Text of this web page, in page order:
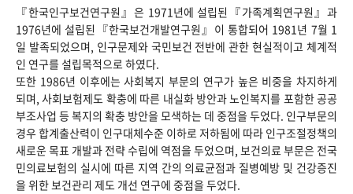
『한국인구보건연구원』은 1971년에 설립된『가족계획연구원』과
1976년에 설립된『한국보건개발연구원』이 통합되어 1981년 7월 1
일 발족되었으며, 인구문제와 국민보건 전반에 관한 현실적이고 체계적
인 연구를 설립목적으로 하였다.
또한 1986년 이후에는 사회복지 부문의 연구가 높은 비중을 차지하게
되며, 사회보험제도 확충에 따른 내실화 방안과 노인복지를 포함한 공공
부조사업 등 복지의 확충 방안을 모색하는 데 중점을 두었다. 인구부문의
경우 합계출산력이 인구대체수준 이하로 저하됨에 따라 인구조절정책의
새로운 목표 개발과 전략 수립에 역점을 두었으며, 보건의료 부문은 전국
민의료보험의 실시에 따른 지역 간의 의료균점과 질병예방 및 건강증진
을 위한 보건관리 제도 개선 연구에 중점을 두었다.